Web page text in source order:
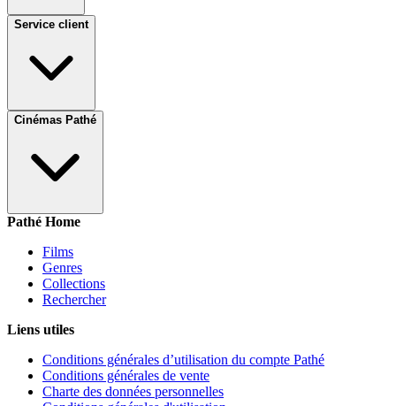
Service client
Cinémas Pathé
Pathé Home
Films
Genres
Collections
Rechercher
Liens utiles
Conditions générales d’utilisation du compte Pathé
Conditions générales de vente
Charte des données personnelles